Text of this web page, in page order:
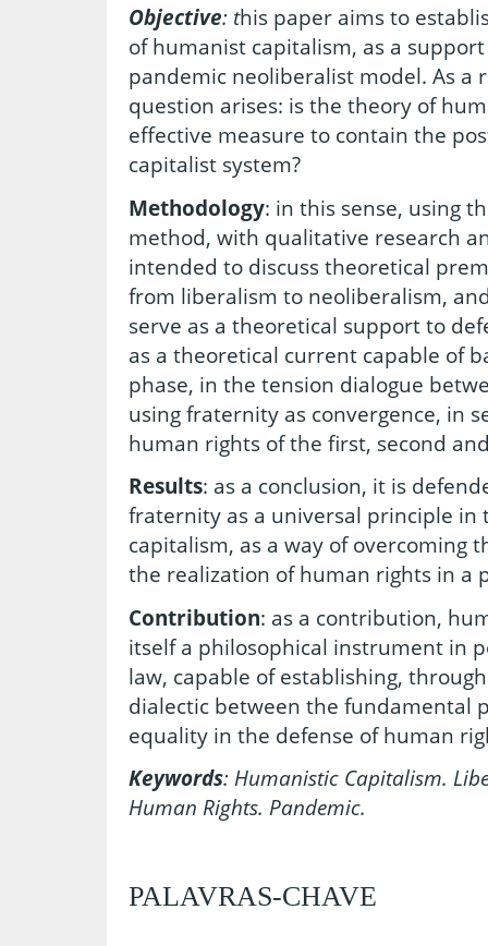
Objective: this paper aims to
of humanist capitalism, as a
pandemic neoliberalist model. As a
question arises: is the theory of
effective measure to contain the
capitalist system?
Methodology: in this sense, using
method, with qualitative research
intended to discuss theoretical
from liberalism to neoliberalism,
serve as a theoretical support to
as a theoretical current capable of
phase, in the tension dialogue
using fraternity as convergence, in
human rights of the first, second
Results: as a conclusion, it is
fraternity as a universal principle
capitalism, as a way of overcoming
the realization of human rights in a
Contribution: as a contribution,
itself a philosophical instrument in
law, capable of establishing,
dialectic between the fundamental
equality in the defense of human
Keywords: Humanistic Capitalism.
Human Rights. Pandemic.
PALAVRAS-CHAVE